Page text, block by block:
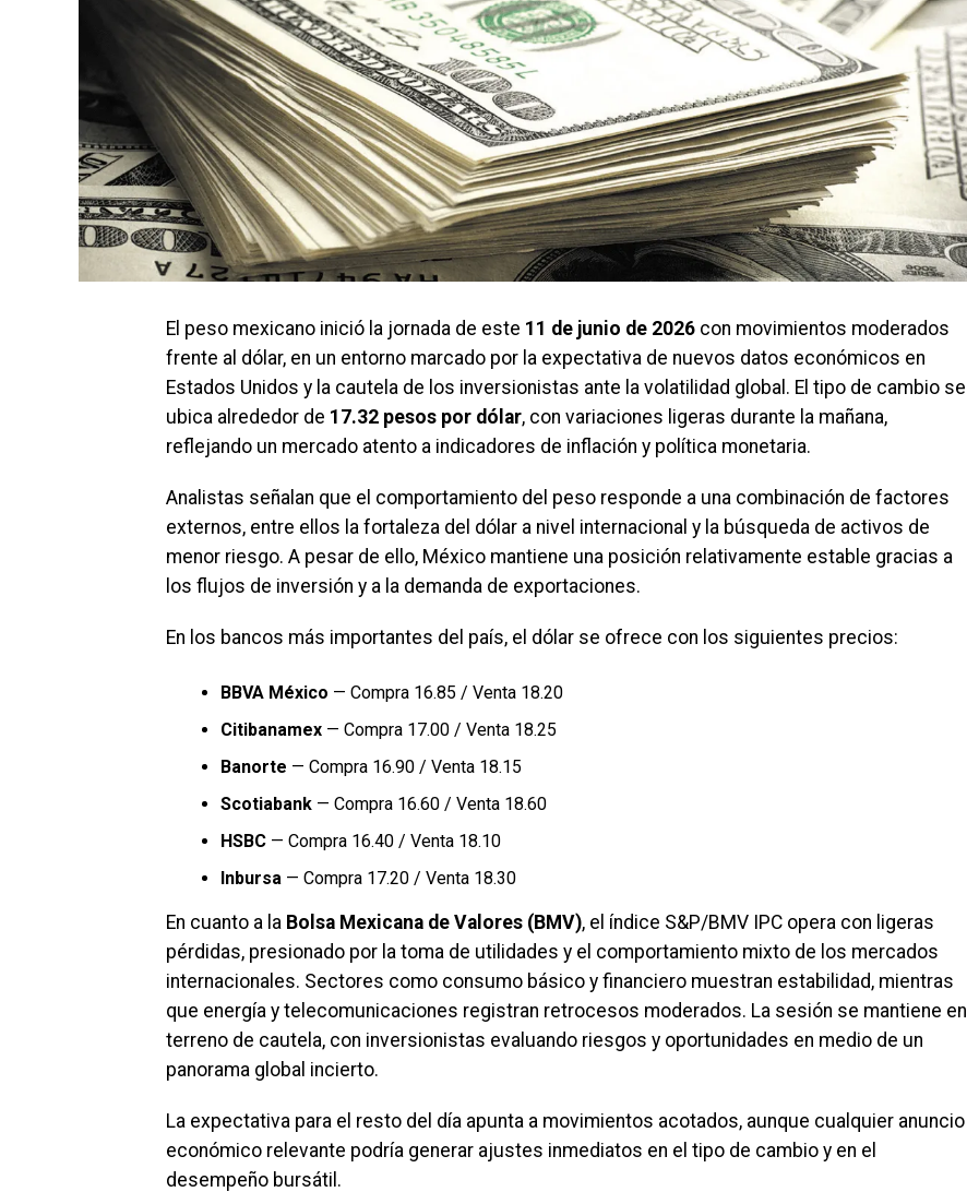
El peso mexicano inició la jornada de este 11 de junio de 2026 con movimientos moderados
frente al dólar, en un entorno marcado por la expectativa de nuevos datos económicos en
Estados Unidos y la cautela de los inversionistas ante la volatilidad global. El tipo de cambio se
ubica alrededor de 17.32 pesos por dólar, con variaciones ligeras durante la mañana,
reflejando un mercado atento a indicadores de inflación y política monetaria.
Analistas señalan que el comportamiento del peso responde a una combinación de factores
externos, entre ellos la fortaleza del dólar a nivel internacional y la búsqueda de activos de
menor riesgo. A pesar de ello, México mantiene una posición relativamente estable gracias a
los flujos de inversión y a la demanda de exportaciones.
En los bancos más importantes del país, el dólar se ofrece con los siguientes precios:
BBVA México — Compra 16.85 / Venta 18.20
Citibanamex — Compra 17.00 / Venta 18.25
Banorte — Compra 16.90 / Venta 18.15
Scotiabank — Compra 16.60 / Venta 18.60
HSBC — Compra 16.40 / Venta 18.10
Inbursa — Compra 17.20 / Venta 18.30
En cuanto a la Bolsa Mexicana de Valores (BMV), el índice S&P/BMV IPC opera con ligeras
pérdidas, presionado por la toma de utilidades y el comportamiento mixto de los mercados
internacionales. Sectores como consumo básico y financiero muestran estabilidad, mientras
que energía y telecomunicaciones registran retrocesos moderados. La sesión se mantiene en
terreno de cautela, con inversionistas evaluando riesgos y oportunidades en medio de un
panorama global incierto.
La expectativa para el resto del día apunta a movimientos acotados, aunque cualquier anuncio
económico relevante podría generar ajustes inmediatos en el tipo de cambio y en el
desempeño bursátil.